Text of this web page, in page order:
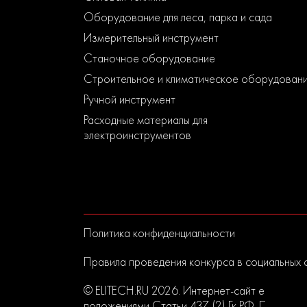
Оборудование для леса, парка и сада
Измерительный инструмент
Станочное оборудование
Строительное и климатическое
Ручной инструмент
Расходные материалы для
электроинструментов
Политика конфиденциальности
Правила проведения конкурса в социальных
© ELITECH.RU 2026. Интернет-сайт